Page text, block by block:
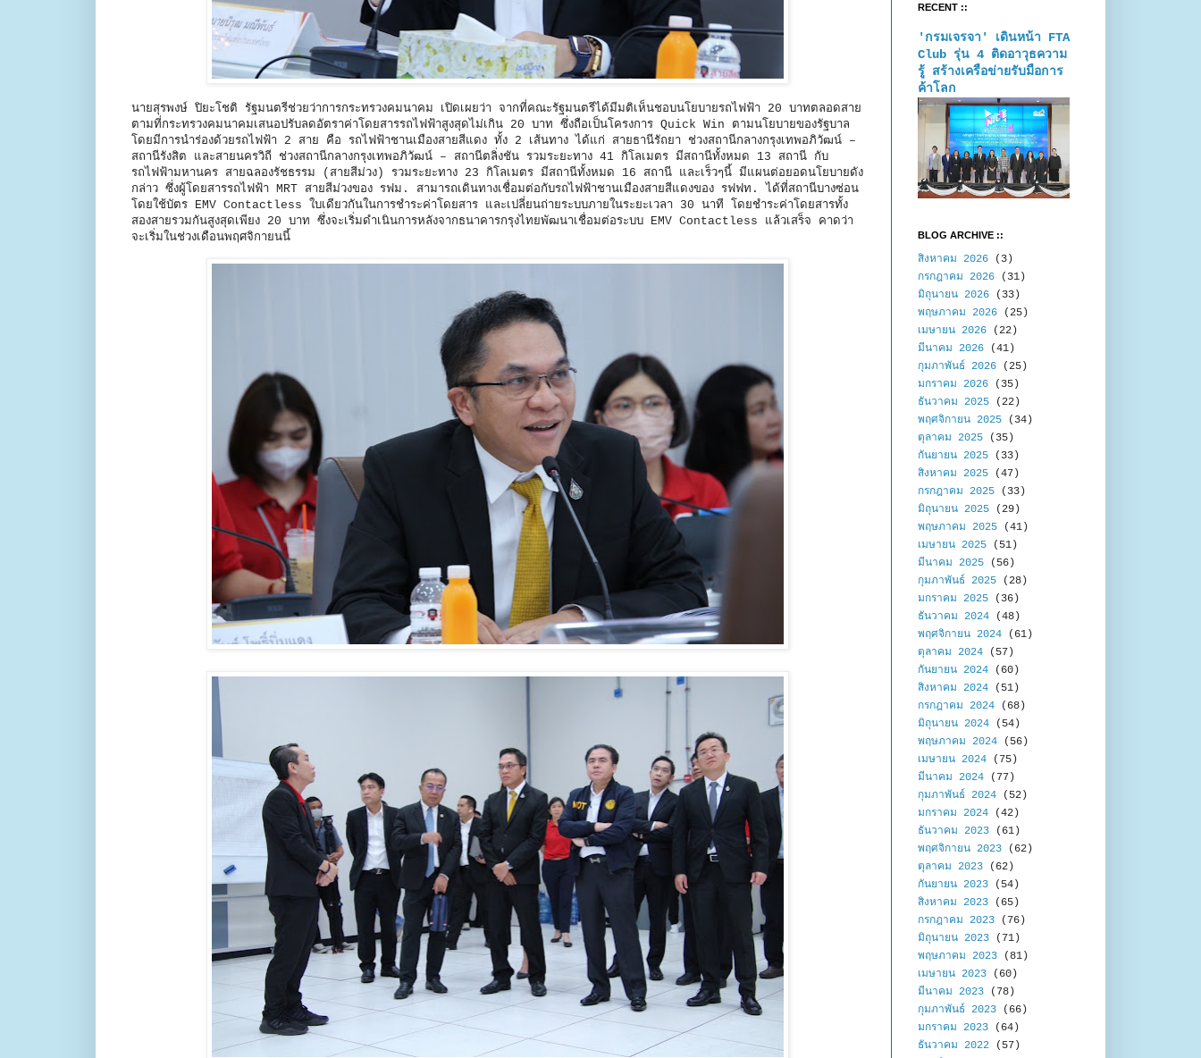
นายสุรพงษ์ ปิยะโชติ รัฐมนตรีช่วยว่าการกระทรวงคมนาคม เปิดเผยว่า จากที่คณะรัฐมนตรีได้มีมติเห็นชอบนโยบายรถไฟฟ้า 20 บาทตลอดสาย
ตามที่กระทรวงคมนาคมเสนอปรับลดอัตราค่าโดยสารรถไฟฟ้าสูงสุดไม่เกิน 20 บาท ซึ่งถือเป็นโครงการ Quick Win ตามนโยบายของรัฐบาล
โดยมีการนำร่องด้วยรถไฟฟ้า 2 สาย คือ รถไฟฟ้าชานเมืองสายสีแดง ทั้ง 2 เส้นทาง ได้แก่ สายธานีรัถยา ช่วงสถานีกลางกรุงเทพอภิวัฒน์ –
สถานีรังสิต และสายนครวิถี ช่วงสถานีกลางกรุงเทพอภิวัฒน์ – สถานีตลิ่งชัน รวมระยะทาง 41 กิโลเมตร มีสถานีทั้งหมด 13 สถานี กับ
รถไฟฟ้ามหานคร สายฉลองรัชธรรม (สายสีม่วง) รวมระยะทาง 23 กิโลเมตร มีสถานีทั้งหมด 16 สถานี และเร็วๆนี้ มีแผนต่อยอดนโยบายดัง
กล่าว ซึ่งผู้โดยสารรถไฟฟ้า MRT สายสีม่วงของ รฟม. สามารถเดินทางเชื่อมต่อกับรถไฟฟ้าชานเมืองสายสีแดงของ รฟฟท. ได้ที่สถานีบางซ่อน
โดยใช้บัตร EMV Contactless ใบเดียวกันในการชำระค่าโดยสาร และเปลี่ยนถ่ายระบบภายในระยะเวลา 30 นาที โดยชำระค่าโดยสารทั้ง
สองสายรวมกันสูงสุดเพียง 20 บาท ซึ่งจะเริ่มดำเนินการหลังจากธนาคารกรุงไทยพัฒนาเชื่อมต่อระบบ EMV Contactless แล้วเสร็จ คาดว่า
จะเริ่มในช่วงเดือนพฤศจิกายนนี้
RECENT ::
'กรมเจรจา' เดินหน้า FTA
Club รุ่น 4 ติดอาวุธความ
รู้ สร้างเครือข่ายรับมือการ
ค้าโลก
BLOG ARCHIVE ::
สิงหาคม 2026 (3)
กรกฎาคม 2026 (31)
มิถุนายน 2026 (33)
พฤษภาคม 2026 (25)
เมษายน 2026 (22)
มีนาคม 2026 (41)
กุมภาพันธ์ 2026 (25)
มกราคม 2026 (35)
ธันวาคม 2025 (22)
พฤศจิกายน 2025 (34)
ตุลาคม 2025 (35)
กันยายน 2025 (33)
สิงหาคม 2025 (47)
กรกฎาคม 2025 (33)
มิถุนายน 2025 (29)
พฤษภาคม 2025 (41)
เมษายน 2025 (51)
มีนาคม 2025 (56)
กุมภาพันธ์ 2025 (28)
มกราคม 2025 (36)
ธันวาคม 2024 (48)
พฤศจิกายน 2024 (61)
ตุลาคม 2024 (57)
กันยายน 2024 (60)
สิงหาคม 2024 (51)
กรกฎาคม 2024 (68)
มิถุนายน 2024 (54)
พฤษภาคม 2024 (56)
เมษายน 2024 (75)
มีนาคม 2024 (77)
กุมภาพันธ์ 2024 (52)
มกราคม 2024 (42)
ธันวาคม 2023 (61)
พฤศจิกายน 2023 (62)
ตุลาคม 2023 (62)
กันยายน 2023 (54)
สิงหาคม 2023 (65)
กรกฎาคม 2023 (76)
มิถุนายน 2023 (71)
พฤษภาคม 2023 (81)
เมษายน 2023 (60)
มีนาคม 2023 (78)
กุมภาพันธ์ 2023 (66)
มกราคม 2023 (64)
ธันวาคม 2022 (57)